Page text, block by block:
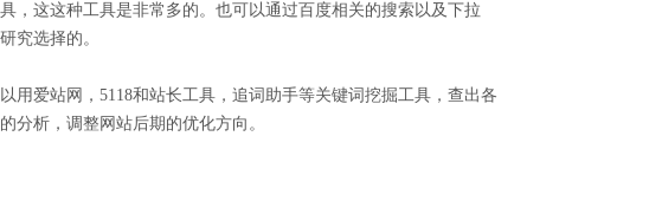
，这这种工具是非常多的。也可以通过百度相关的搜索以及下拉
究选择的。
爱站网，5118和站长工具，追词助手等关键词挖掘工具，查出各
分析，调整网站后期的优化方向。